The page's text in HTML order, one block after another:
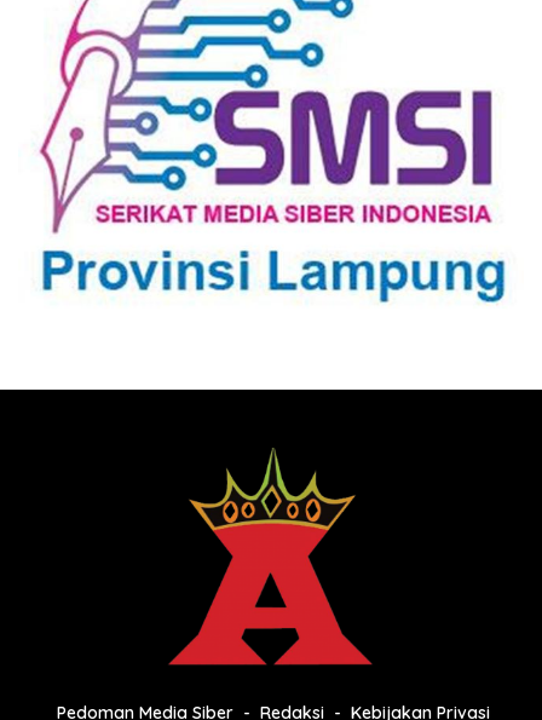
Pedoman Media Siber Redaksi Kebijakan Privasi